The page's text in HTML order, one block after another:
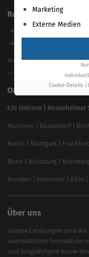
Enterprise SEO Tool
Ladezeiten-Check
Keyword Datenbank
Ratgeber
Die besten Keywords
Linkbuilding 2025
Local SEO
SEO für Online Shops
Brand Monitoring 2025
mehr anzeigen
Online Solutions
c/o Unicorn | Rosenheimer
München Düsseldorf|
Berlin Stuttgart Frankfurt
Bonn Würzburg Nürnberg
Dresden Hannover Köln
Über uns
Unsere Leistungen sind die
unersättlicher Innovation
und langjährigem Know-
Marketing
Externe Medien
Cookie-Details